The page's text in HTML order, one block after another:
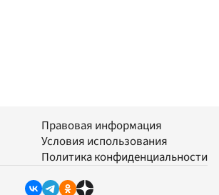
Правовая информация
Условия использования
Политика конфиденциальности